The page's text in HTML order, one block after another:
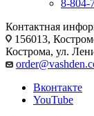
8-804-
Контактная
156013,
Кострома, ул.
Вконтакте
YouTube